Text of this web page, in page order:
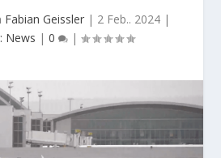
Fabian Geissler | 2 Feb.. 2024 |
News | 0 |